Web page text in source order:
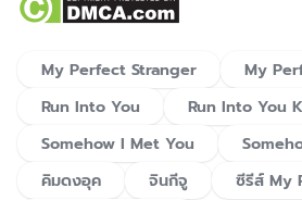
My Perfect Stranger
My
Run Into You
Run Into You
Somehow I Met You
คิมดงอุค
จินกีจู ซีรีส์ My